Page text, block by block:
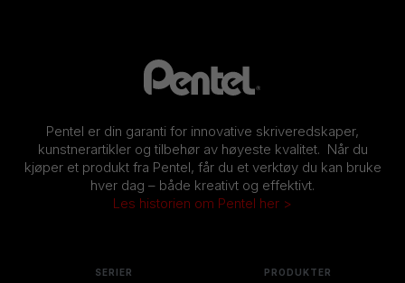
Pentel er din garanti for innovative skriveredskaper,
kunstnerartikler og tilbehør av høyeste kvalitet. Når du
kjøper et produkt fra Pentel, får du et verktøy du kan bruke
hver dag – både kreativt og effektivt.
Les historien om Pentel her >
SERIER PRODUKTER